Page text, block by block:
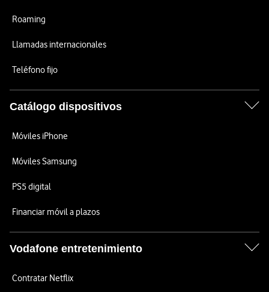
Roaming
Llamadas internacionales
Teléfono fijo
Catálogo dispositivos
Móviles iPhone
Móviles Samsung
PS5 digital
Financiar móvil a plazos
Vodafone entretenimiento
Contratar Netflix